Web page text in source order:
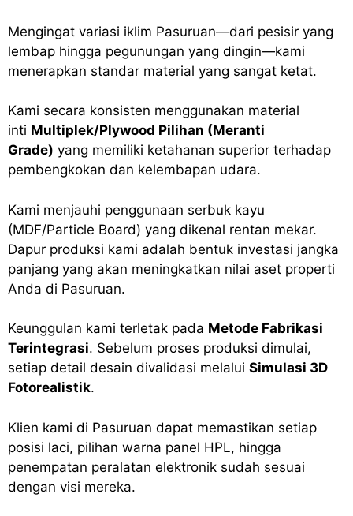
Mengingat variasi iklim Pasuruan—dari pesisir yang
lembap hingga pegunungan yang dingin—kami
menerapkan standar material yang sangat ketat.
Kami secara konsisten menggunakan material
inti Multiplek/Plywood Pilihan (Meranti
Grade) yang memiliki ketahanan superior terhadap
pembengkokan dan kelembapan udara.
Kami menjauhi penggunaan serbuk kayu
(MDF/Particle Board) yang dikenal rentan mekar.
Dapur produksi kami adalah bentuk investasi jangka
panjang yang akan meningkatkan nilai aset properti
Anda di Pasuruan.
Keunggulan kami terletak pada Metode Fabrikasi
Terintegrasi. Sebelum proses produksi dimulai,
setiap detail desain divalidasi melalui Simulasi 3D
Fotorealistik.
Klien kami di Pasuruan dapat memastikan setiap
posisi laci, pilihan warna panel HPL, hingga
penempatan peralatan elektronik sudah sesuai
dengan visi mereka.